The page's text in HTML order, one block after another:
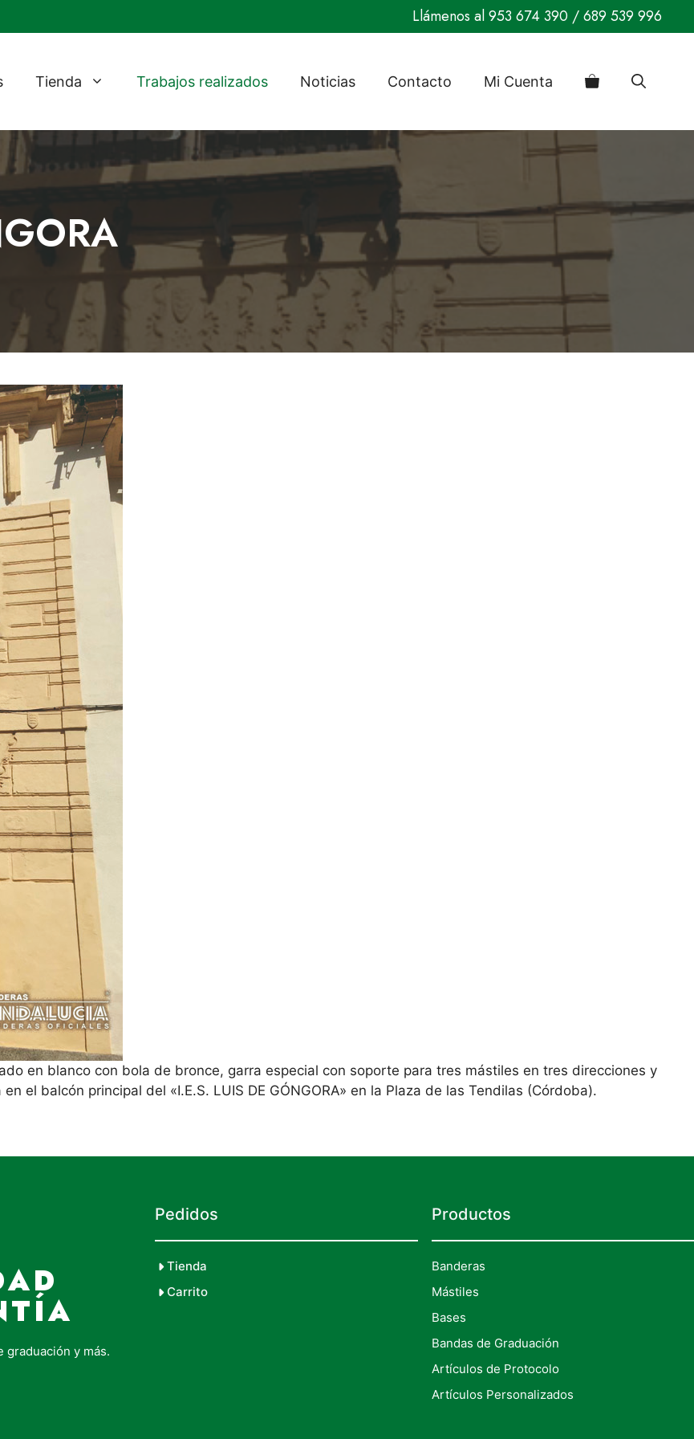
Llámenos al953 674 390 /689 539 996
Tienda Trabajos realizados Noticias Contacto Mi Cuenta
en blanco con bola de bronce, garra especial con soporte para tres mástiles en tres direcciones y
el balcón principal del «I.E.S. LUIS DE GÓNGORA» en la Plaza de las Tendilas (Córdoba).
graduación y más.
Pedidos
Tienda
Carrito
Productos
Banderas
Mástiles
Bases
Bandas de Graduación
Artículos de Protocolo
Artículos Personalizados